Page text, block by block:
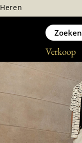
Verkoop
Heren